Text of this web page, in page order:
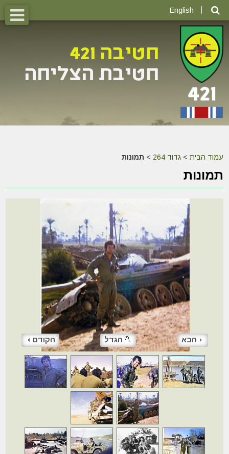
English
עמוד הבית >גדוד 264 > תמונות
תמונות
הקודם הגדל הבא